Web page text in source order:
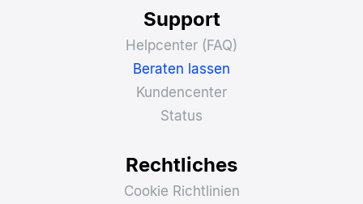
Support
Helpcenter (FAQ)
Beraten lassen
Kundencenter
Status
Rechtliches
Cookie Richtlinien